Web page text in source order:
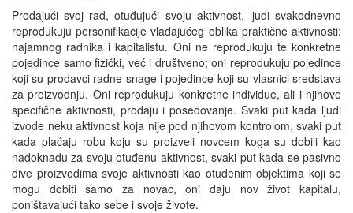
Prodajući svoj rad, otuđujući svoju aktivnost, ljudi svakodnevno
reprodukuju personifikacije vladajućeg oblika praktične aktivnosti:
najamnog radnika i kapitalistu. Oni ne reprodukuju te konkretne
pojedince samo fizički, već i društveno; oni reprodukuju pojedince
koji su prodavci radne snage i pojedince koji su vlasnici sredstava
za proizvodnju. Oni reprodukuju konkretne individue, ali i njihove
specifične aktivnosti, prodaju i posedovanje. Svaki put kada ljudi
izvode neku aktivnost koja nije pod njihovom kontrolom, svaki put
kada plaćaju robu koju su proizveli novcem koga su dobili kao
nadoknadu za svoju otuđenu aktivnost, svaki put kada se pasivno
dive proizvodima svoje aktivnosti kao otuđenim objektima koji se
mogu dobiti samo za novac, oni daju nov život kapitalu,
poništavajući tako sebe i svoje živote.